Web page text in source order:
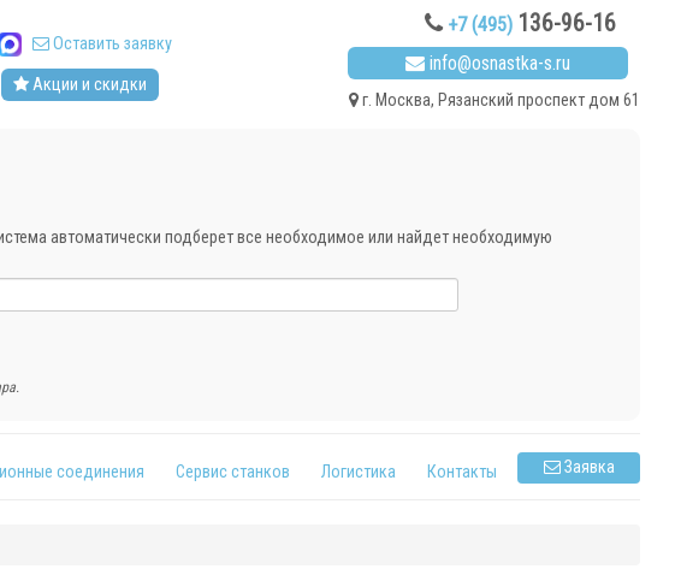
Оставить заявку
Акции и скидки
+7 (495) 136-96-16
info@osnastka-s.ru
г. Москва, Рязанский проспект дом 61
автоматически подберет все необходимое или найдет необходимую
соединения Сервис станков Логистика Контакты Заявка